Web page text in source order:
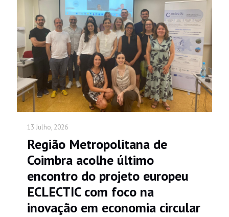
13 Julho, 2026
Região Metropolitana de
Coimbra acolhe último
encontro do projeto europeu
ECLECTIC com foco na
inovação em economia circular